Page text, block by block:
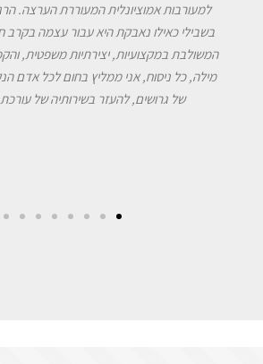
למעורבות אמוציונלית המעוררת הערצה.
בשבילי כאילו נאבקת היא עבור עצמה בקרב
המשולבת במקצועיות, יצירתיות משפטית,
מילה, כל ניסוח, אני ממליץ בחום לכל אדם
של גרושים, להעזר בשירותיה של